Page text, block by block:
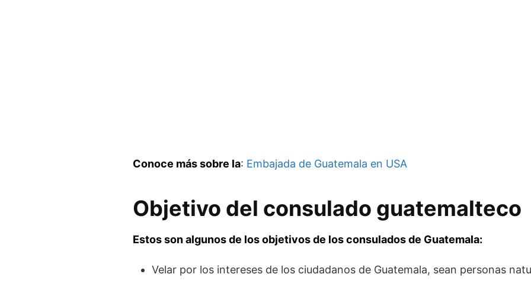
Conoce más sobre la: Embajada de Guatemala en USA
Objetivo del consulado guatemalteco
Estos son algunos de los objetivos de los consulados de Guatemala:
Velar por los intereses de los ciudadanos de Guatemala, sean personas